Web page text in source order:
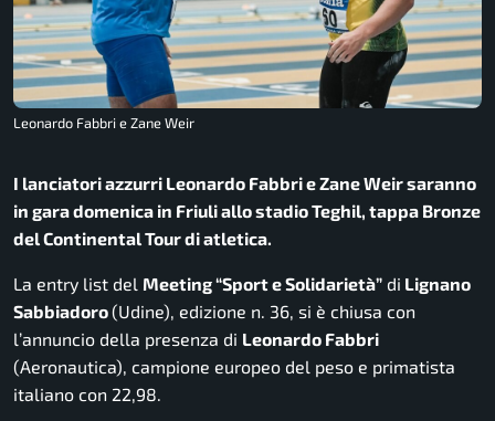
Leonardo Fabbri e Zane Weir
I lanciatori azzurri Leonardo Fabbri e Zane Weir saranno
in gara domenica in Friuli allo stadio Teghil, tappa Bronze
del Continental Tour di atletica.
La entry list del Meeting “Sport e Solidarietà” di Lignano
Sabbiadoro(Udine), edizione n. 36, si è chiusa con
l’annuncio della presenza di Leonardo Fabbri
(Aeronautica), campione europeo del peso e primatista
italiano con 22,98.